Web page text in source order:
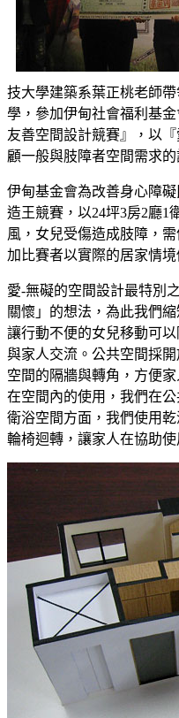
技大學建築系葉正桃老師
學，參加伊甸社會福利基
友善空間設計競賽』，以
顧一般與肢障者空間需求
伊甸基金會為改善身心障
造王競賽，以24坪3房2廳1
風，女兒受傷造成肢障，
加比賽者以實際的居家情境
愛-無礙的空間設計最特別
關懷」的想法，為此我們
讓行動不便的女兒移動可
與家人交流。公共空間採
空間的隔牆與轉角，方便
在空間內的使用，我們在
衛浴空間方面，我們使用
輪椅迴轉，讓家人在協助